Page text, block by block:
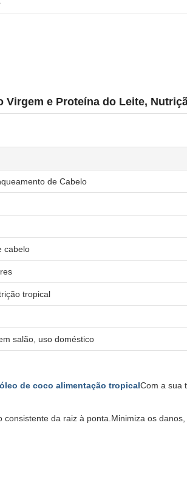
e Proteína do Leite,
de Cabelo
cabelo
tropical
salão, uso doméstico
óleo de coco alimentação tropicalCom a sua
da raiz à ponta.Minimiza os